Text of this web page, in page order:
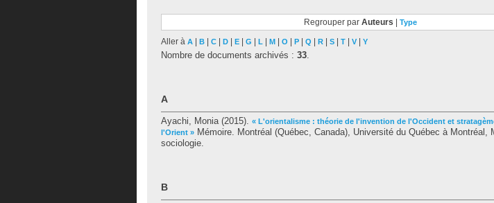
Regrouper par Auteurs Type
Aller à A B C D E G L M O P Q R S T V Y
Nombre de documents archivés : 33.
A
Ayachi, Monia(2015). « L'orientalisme : théorie de l'invention de l'Occident et
l'Orient » Mémoire. Montréal (Québec, Canada), Université du Québec à Montréal,
sociologie.
B